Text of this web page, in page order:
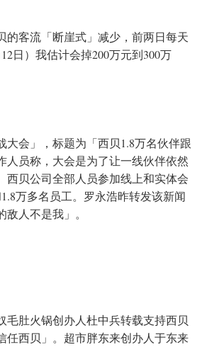
客流「断崖式」减少，前两日每天
日）我估计会掉200万元到300万
大会」，标题为「西贝1.8万名伙伴跟
人员称，大会是为了让一线伙伴依然
西贝公司全部人员参加线上和实体会
万多名员工。罗永浩昨转发该新闻
人不是我」。
肚火锅创办人杜中兵转载支持西贝
任西贝」。超市胖东来创办人于东来